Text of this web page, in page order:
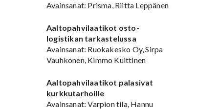
Avainsanat: Prisma, Riitta Leppänen
Aaltopahvilaatikot osto-
logistikan tarkastelussa
Avainsanat: Ruokakesko Oy, Sirpa
Vauhkonen, Kimmo Kuittinen
Aaltopahvilaatikot palasivat
kurkkutarhoille
Avainsanat: Varpion tila, Hannu